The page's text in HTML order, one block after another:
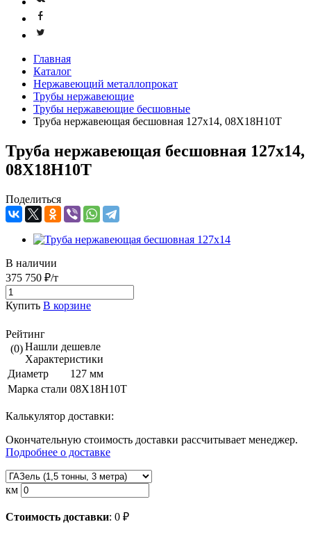
Главная
Каталог
Нержавеющий металлопрокат
Трубы нержавеющие
Трубы нержавеющие бесшовные
Труба нержавеющая бесшовная 127х14, 08Х18Н10Т
Труба нержавеющая бесшовная 127х14,
08Х18Н10Т
Поделиться
В наличии
375 750 ₽/т
Купить В корзине
Рейтинг
(0)Нашли дешевле
Характеристики
Диаметр
127 мм
Марка стали 08Х18Н10Т
Калькулятор доставки:
Окончательную стоимость доставки рассчитывает менеджер.
Подробнее о доставке
км
Стоимость доставки: 0 ₽